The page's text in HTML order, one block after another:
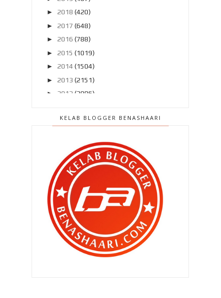
► 2018 (420)
► 2017 (648)
► 2016 (788)
► 2015 (1019)
► 2014 (1504)
► 2013 (2151)
► 2012 (2986)
►Disember 2011(303)
Oktober 2011(418)
►September 2011 (390)
►
Ogos 2011
►
Julai 2011
(396)
Jun 2011
(424)
►Mei 2011
▼ April 2011
Lagi senarai blogger baru minggu ini
KELAB BLOGGER BENASHAARI